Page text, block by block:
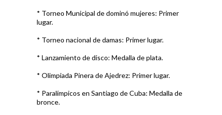
* Torneo Municipal de dominó mujeres: Primer
lugar.
* Torneo nacional de damas: Primer lugar.
* Lanzamiento de disco: Medalla de plata.
* Olimpiada Pinera de Ajedrez: Primer lugar.
* Paralímpicos en Santiago de Cuba: Medalla de
bronce.